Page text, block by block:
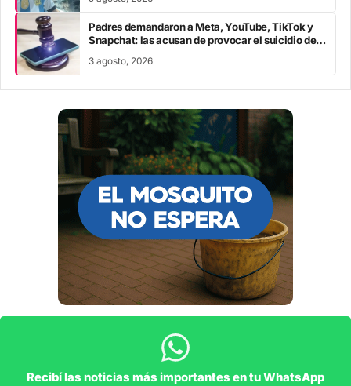
Padres demandaron a Meta, YouTube, TikTok y
Snapchat: las acusan de provocar el suicidio de
3 agosto, 2026
Recibí las noticias más importantes en tu WhatsApp